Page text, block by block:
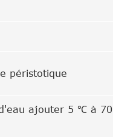
péristotique
ajouter 5 ℃ à 70